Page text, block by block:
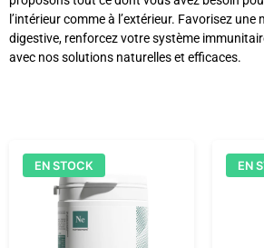
l’intérieur comme à l’extérieur. Favorisez une
digestive, renforcez votre système
avec nos solutions naturelles et efficaces.
EN STOCK EN